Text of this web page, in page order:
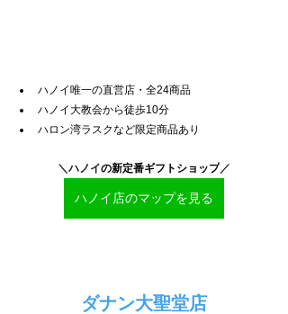
ハノイ唯一の直営店・全24商品
ハノイ大教会から徒歩10分
ハロン湾ラスクなど限定商品あり
＼ハノイの新定番ギフトショップ／
ハノイ店のマップを見る
ダナン大聖堂店